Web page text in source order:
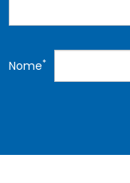
Nome*